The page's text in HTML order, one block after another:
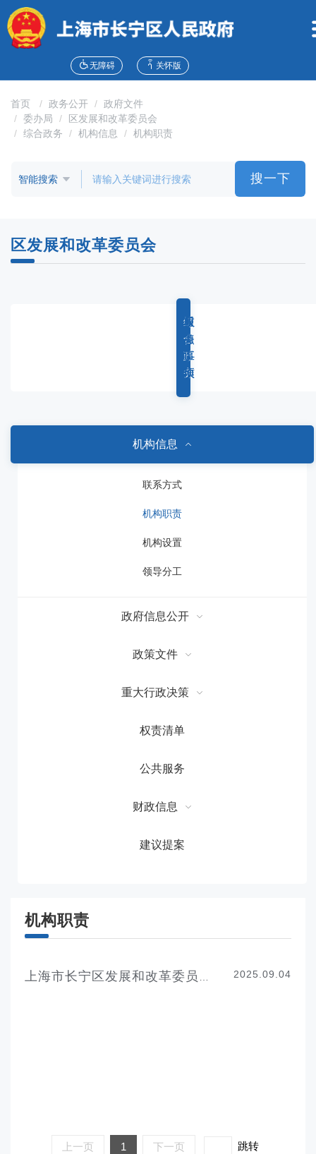
障
碍
说
无障碍 关怀版
首页 政务公开
政府文件
委办局
区发展和改革委员会
综合政务
机构信息 机构职责
搜一下
区发展和改革委员会
综
合
政
务
重
点
工
作
权
力
事
项
服
务
事
项
机构信息
联系方式
机构职责
机构设置
领导分工
政府信息公开
政策文件
重大行政决策
权责清单
公共服务
财政信息
建议提案
机构职责
2025.09.04
上一页 1 下一页 跳转